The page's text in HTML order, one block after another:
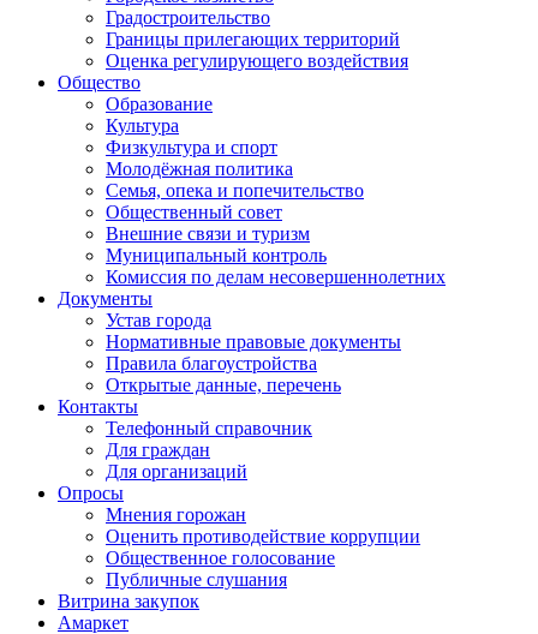
Градостроительство
Границы прилегающих территорий
Оценка регулирующего воздействия
Общество
Образование
Культура
Физкультура и спорт
Молодёжная политика
Семья, опека и попечительство
Общественный совет
Внешние связи и туризм
Муниципальный контроль
Комиссия по делам несовершеннолетних
Документы
Устав города
Нормативные правовые документы
Правила благоустройства
Открытые данные, перечень
Контакты
Телефонный справочник
Для граждан
Для организаций
Опросы
Мнения горожан
Оценить противодействие коррупции
Общественное голосование
Публичные слушания
Витрина закупок
Амаркет